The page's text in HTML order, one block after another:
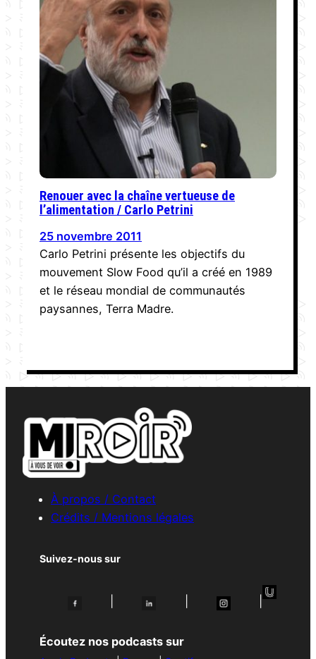
Renouer avec la chaîne vertueuse de
l’alimentation / Carlo Petrini
25 novembre 2011
Carlo Petrini présente les objectifs du
mouvement Slow Food qu’il a créé en 1989
et le réseau mondial de communautés
paysannes, Terra Madre.
À propos / Contact
Crédits / Mentions légales
Suivez-nous sur
Écoutez nos podcasts sur